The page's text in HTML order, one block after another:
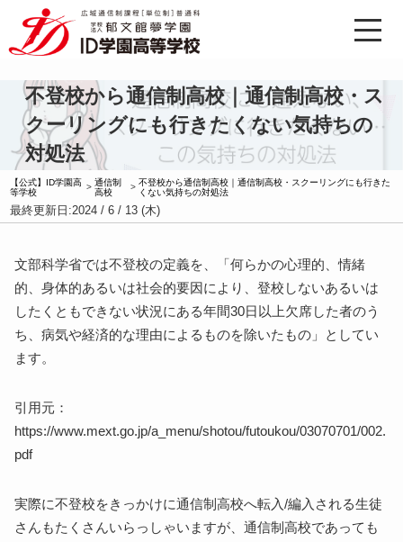
不登校から通信制高校｜通信制高校・ス
クーリングにも行きたくない気持ちの
対処法
【公式】ID学園高
等学校
>通信制
高校
>不登校から通信制高校｜通信制高校・スクーリングにも行きた
くない気持ちの対処法
最終更新日:2024 / 6 / 13 (木)
文部科学省では不登校の定義を、「何らかの心理的、情緒
的、身体的あるいは社会的要因により、登校しないあるいは
したくともできない状況にある年間30日以上欠席した者のう
ち、病気や経済的な理由によるものを除いたもの」としてい
ます。
引用元：
https://www.mext.go.jp/a_menu/shotou/futoukou/03070701/002.
pdf
実際に不登校をきっかけに通信制高校へ転入/編入される生徒
さんもたくさんいらっしゃいますが、通信制高校であっても